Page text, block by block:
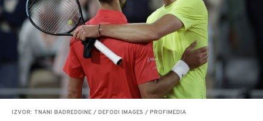
IZVOR: TNANI BADREDDINE / DEFODI IMAGES / PROFIMEDIA